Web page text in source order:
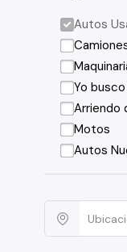
Autos
Yo busco
Arriendo
Motos
Autos